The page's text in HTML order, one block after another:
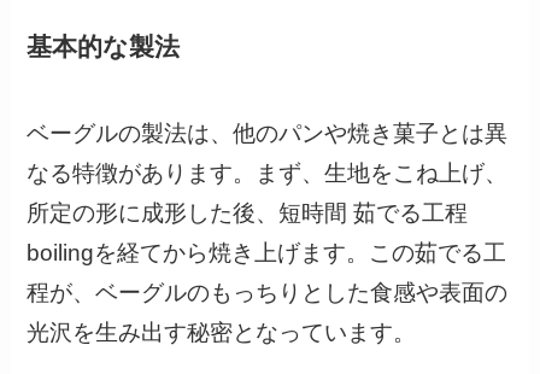
基本的な製法
ベーグルの製法は、他のパンや焼き菓子とは異
なる特徴があります。まず、生地をこね上げ、
所定の形に成形した後、短時間 茹でる工程
boilingを経てから焼き上げます。この茹でる工
程が、ベーグルのもっちりとした食感や表面の
光沢を生み出す秘密となっています。